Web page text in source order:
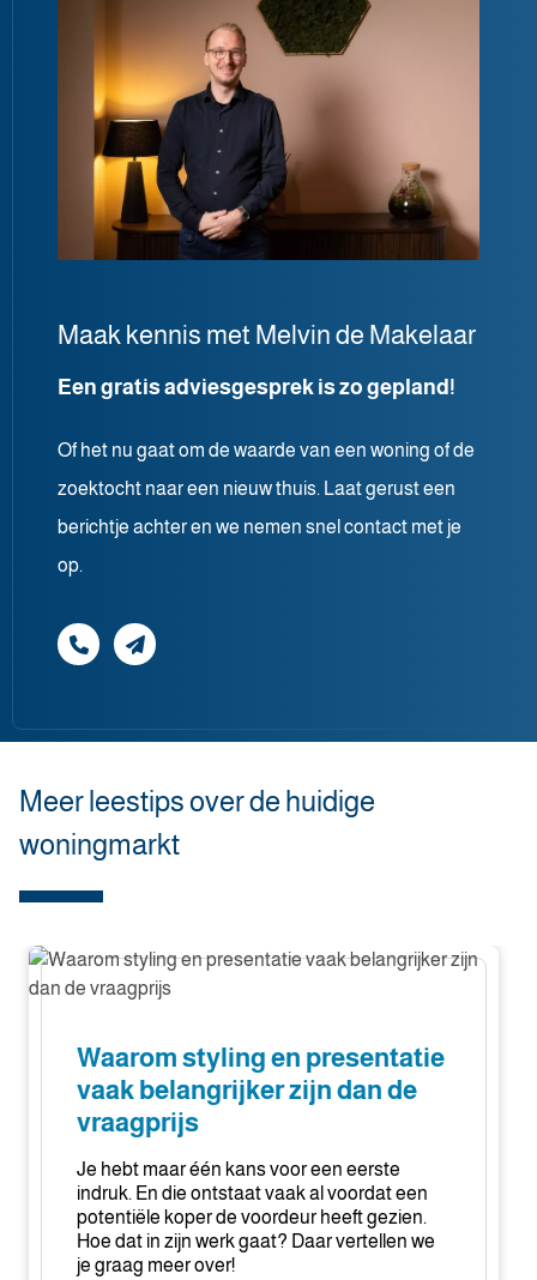
Maak kennis met Melvin de Makelaar
Een gratis adviesgesprek is zo gepland!
Of het nu gaat om de waarde van een woning of de
zoektocht naar een nieuw thuis. Laat gerust een
berichtje achter en we nemen snel contact met je
op.
Meer leestips over de huidige
woningmarkt
Waarom
styling
presentatie
belangrijker
vraagprijs
Waarom styling en presentatie
vaak belangrijker zijn dan de
vraagprijs
Je hebt maar één kans voor een eerste
indruk. En die ontstaat vaak al voordat een
potentiële koper de voordeur heeft gezien.
Hoe dat in zijn werk gaat? Daar vertellen we
je graag meer over!